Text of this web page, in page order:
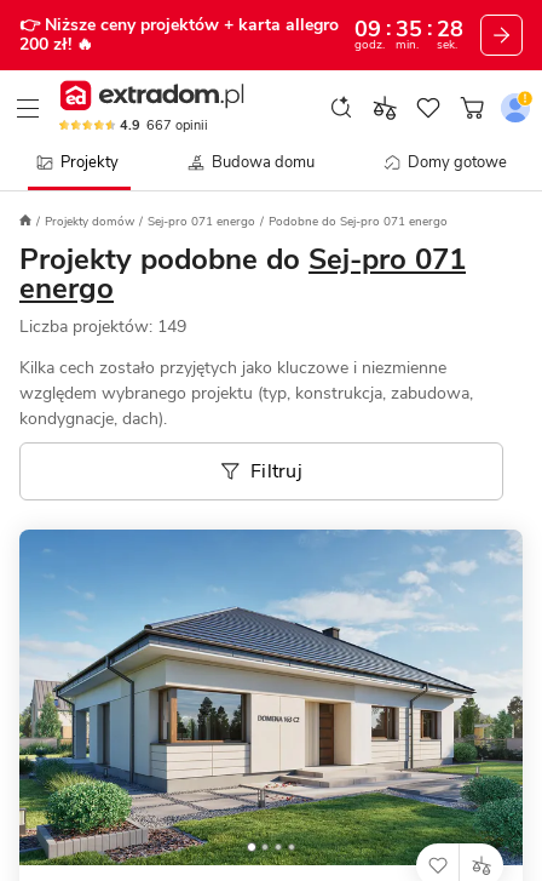
👉 Niższe ceny projektów + karta allegro
200 zł! 🔥
09
godz.
35
min.
25
sek.
4.9 667 opinii
Projekty Budowa domu Domy gotowe
Projekty domów Sej-pro 071 energo Podobne do Sej-pro 071 energo
Projekty podobne do Sej-pro 071
energo
Liczba projektów: 149
Kilka cech zostało przyjętych jako kluczowe i niezmienne
względem wybranego projektu (typ, konstrukcja, zabudowa,
kondygnacje, dach).
Filtruj